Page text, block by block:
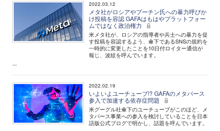
2022.03.12
メタ社がロシアやプーチン氏への暴力呼びか
け投稿を容認 GAFAはもはやプラットフォー
ムではなく政治権力
米メタ社が、ロシアの指導者や兵士への暴力を促
す投稿を容認するよう、傘下であるSNSの規約を
一時的に変更したことを10日付ロイター通信が
報じ、波紋を呼んでいます。
...
2022.02.19
いよいよユーチューブ!? GAFAのメタバース
参入で加速する依存症問題
米グーグル社傘下のユーチューブがこのほど、メ
タバース事業への参入を検討していることを日本
語版公式ブログで明かし、話題を呼んでいます。